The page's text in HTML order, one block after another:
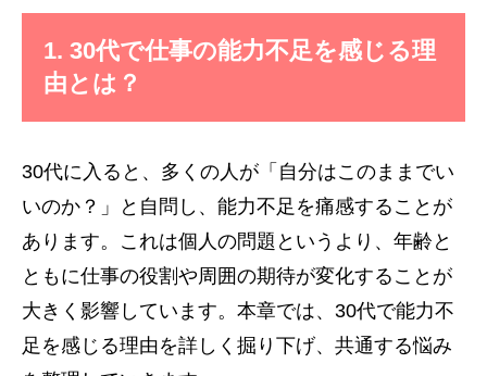
1. 30代で仕事の能力不足を感じる理
由とは？
30代に入ると、多くの人が「自分はこのままでい
いのか？」と自問し、能力不足を痛感することが
あります。これは個人の問題というより、年齢と
ともに仕事の役割や周囲の期待が変化することが
大きく影響しています。本章では、30代で能力不
足を感じる理由を詳しく掘り下げ、共通する悩み